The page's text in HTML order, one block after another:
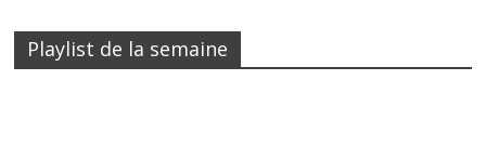
Playlist de la semaine